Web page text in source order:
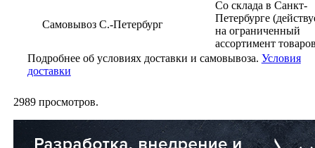
Самовывоз С.-Петербург
Со склада в Санкт-
Петербурге
на ограниченный
ассортимент
Подробнее об условиях доставки и самовывоза. Условия
доставки
2989просмотров.